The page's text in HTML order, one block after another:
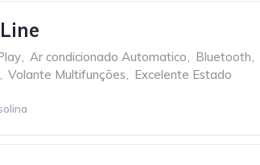
Ar condicionado Automatico Bluetooth
Volante Multifunções Excelente Estado